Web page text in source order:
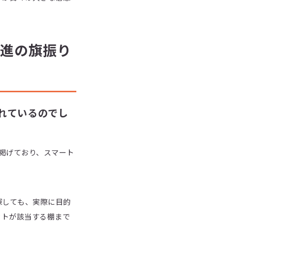
の旗振り
ているのでし
げており、スマート
ても、実際に目的
が該当する棚まで